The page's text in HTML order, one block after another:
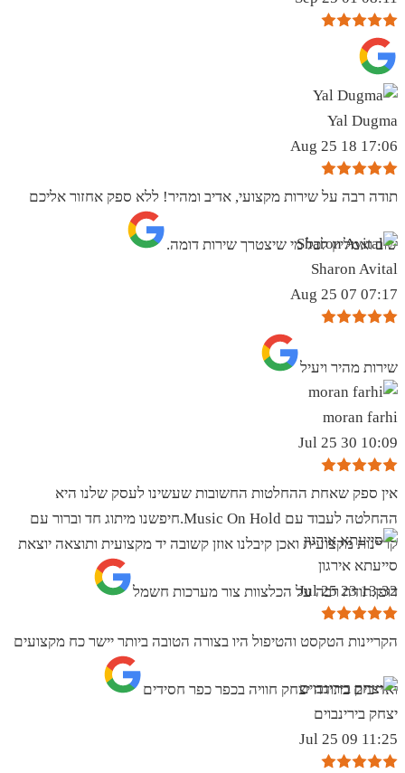
Yal Dugma
17:06 18 Aug 25
תודה רבה על שירות מקצועי, אדיב ומהיר! ללא ספק אחזור אליכם
שוב ואמליץ לכל מי שיצטרך שירות דומה.
Sharon Avital
07:17 07 Aug 25
שירות מהיר ויעיל
moran farhi
10:09 30 Jul 25
אין ספק שאחת ההחלטות החשובות שעשינו לעסק שלנו היא
ההחלטה לעבוד עם Music On Hold.חיפשנו מיתוג חד וברור עם
קריינות מקצועית ואכן קיבלנו אוזן קשובה יד מקצועית ותוצאה יוצאת
דופן.תודה רבה על הכלצוות צור מערכות חשמל
סייעתא אירגון
13:32 23 Jul 25
הקריינות הטקסט והטיפול היו בצורה הטובה ביותר יישר כח מקצועים
ואדיבים בתודה יצחק חוויה בכפר כפר חסידים
יצחק בירינבוים
11:25 09 Jul 25